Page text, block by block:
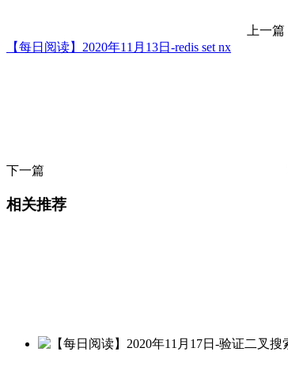
上一篇
【每日阅读】2020年11月13日-redis set nx
下一篇
相关推荐